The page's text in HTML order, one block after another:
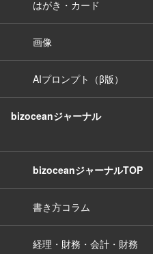
はがき・カード
画像
AIプロンプト（β版）
bizoceanジャーナル
bizoceanジャーナルTOP
書き方コラム
経理・財務・会計・財務